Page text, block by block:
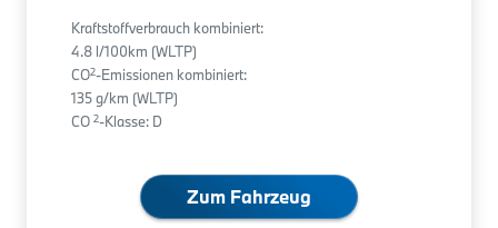
Kraftstoffverbrauch kombiniert:
4.8 l/100km (WLTP)
CO2-Emissionen kombiniert:
135 g/km (WLTP)
CO 2-Klasse: D
Zum Fahrzeug